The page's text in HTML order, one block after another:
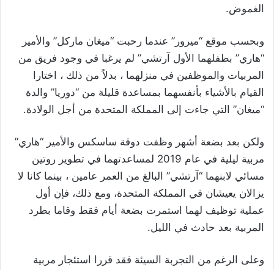
الغموض.
وبحسب موقع “ميرور” عندما رحبت “ميغان ماركل” والأمير
“هاري” بطفلهما الأول آرتشي” لم يرغبا في وجود فريق من
المربيات والموظفين في منزلهما ، بدلاً من ذلك ، اختارا
القيام بالأشياء بأنفسهما بمساعدة قليلة من “دوريا” والدة
“ميغان” التي جاءت إلى المملكة المتحدة من أجل الولادة.
ولكن بعد بضعة أشهر وظفت دوقة ساسكس والأمير “هاري”
مربية ليلية في عام 2019 لمساعدتهما في تطوير روتين
مسائي لابنهما “آرتشي” البالغ من العمر عامين ، بينما كانا لا
يزالان يعيشان في المملكة المتحدة، ومع ذلك، فإن أول
عملية توظيف لهما استمرت بضعة أيام فقط وقاما بطرد
المربية بعد حادث في الليل.
وعلى الرغم من التجربة السيئة فقد قررا استئجار مربية